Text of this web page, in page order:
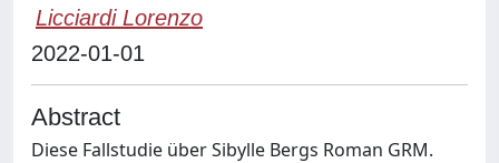
Licciardi Lorenzo
2022-01-01
Abstract
Diese Fallstudie über Sibylle Bergs Roman GRM.